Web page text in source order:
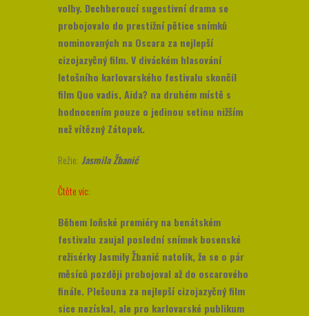
volby. Dechberoucí sugestivní drama se
probojovalo do prestižní pětice snímků
nominovaných na Oscara za nejlepší
cizojazyčný film. V diváckém hlasování
letošního karlovarského festivalu skončil
film Quo vadis, Aida? na druhém místě s
hodnocením pouze o jedinou setinu nižším
než vítězný Zátopek.
Režie: Jasmila Žbanić
Čtěte víc:
Během loňské premiéry na benátském
festivalu zaujal poslední snímek bosenské
režisérky Jasmily Žbanić natolik, že se o pár
měsíců později probojoval až do oscarového
finále. Plešouna za nejlepší cizojazyčný film
sice nezískal, ale pro karlovarské publikum